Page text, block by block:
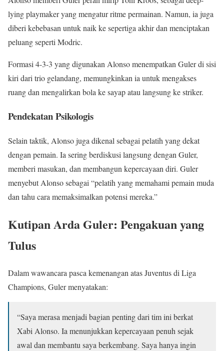
lying playmaker yang mengatur ritme permainan. Namun, ia juga
diberi kebebasan untuk naik ke sepertiga akhir dan menciptakan
peluang seperti Modric.
Formasi 4-3-3 yang digunakan Alonso menempatkan Guler di sisi
kiri dari trio gelandang, memungkinkan ia untuk mengakses
ruang dan mengalirkan bola ke sayap atau langsung ke striker.
Pendekatan Psikologis
Selain taktik, Alonso juga dikenal sebagai pelatih yang dekat
dengan pemain. Ia sering berdiskusi langsung dengan Guler,
memberi masukan, dan membangun kepercayaan diri. Guler
menyebut Alonso sebagai “pelatih yang memahami pemain muda
dan tahu cara memaksimalkan potensi mereka.”
Kutipan Arda Guler: Pengakuan yang
Tulus
Dalam wawancara pasca kemenangan atas Juventus di Liga
Champions, Guler menyatakan:
“Saya merasa menjadi bagian penting dari tim ini berkat
Xabi Alonso. Ia menunjukkan kepercayaan penuh sejak
awal dan membantu saya berkembang. Saya hanya ingin